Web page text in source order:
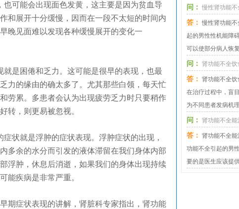
可能会出现面色发黄，这主要是因为贫血导
和展开十分缓慢，因而在一段不太短的时间内
晚见面难以发现各种缓慢展开的变化一
是困倦和乏力。这可能是很早的表现，也最
力的缘由的确太多了。尤其那些白领，每天忙
劳累。多患者会认为出现疲劳乏力时只要稍作
好转，则更易被忽视。
就是浮肿的症状表现。浮肿症状的出现，
多余的水分而引发的液体滞留在我们身体内部
浮肿，休息后消逝，如果我们的身体出现持续
能疾病是非常严重。
症状表现的讲解，肾脏科专家指出，肾功能
问： 慢性肾功能
答： 慢性肾功能不
起的男性性机能障
可以使部分病人恢
问： 肾功能不全
答： 肾功能不全
在治疗过程中，盲
为不同患者发病机
问： 肾功能不全
答： 肾功能不全
功能不全引起的男
要的是医生应该提